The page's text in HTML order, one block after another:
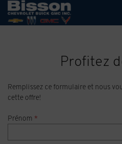
Profitez
Remplissez ce formulaire et nous
cette offre!
Prénom *